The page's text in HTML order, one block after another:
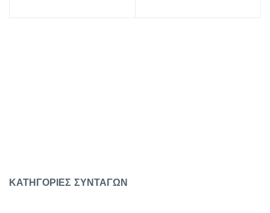
ΚΑΤΗΓΟΡΙΕΣ ΣΥΝΤΑΓΩΝ